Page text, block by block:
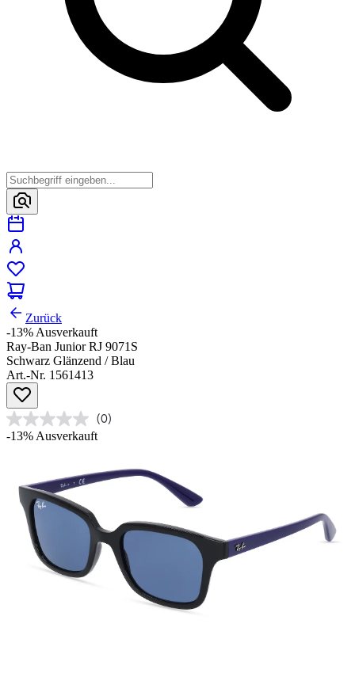
Zurück
-13%Ausverkauft
Ray-Ban Junior RJ 9071S
Schwarz Glänzend / Blau
Art.-Nr. 1561413
(0)
-13%Ausverkauft